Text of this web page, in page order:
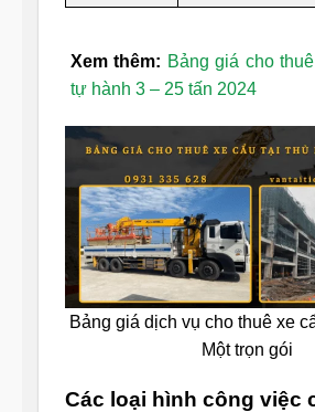
Xem thêm: Bảng giá cho
tự hành 3 – 25 tấn 2024
Bảng giá dịch vụ cho thuê xe
Một trọn gói
Các loại hình công việc